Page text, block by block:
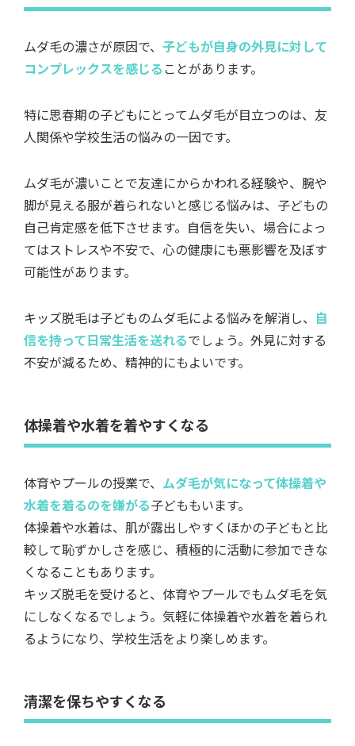
ムダ毛の濃さが原因で、 子どもが自身の外見に対して
コンプレックスを感じる ことがあります。
特に思春期の子どもにとってムダ毛が目立つのは、友
人関係や学校生活の悩みの一因です。
ムダ毛が濃いことで友達にからかわれる経験や、腕や
脚が見える服が着られないと感じる悩みは、子どもの
自己肯定感を低下させます。自信を失い、場合によっ
てはストレスや不安で、心の健康にも悪影響を及ぼす
可能性があります。
キッズ脱毛は子どものムダ毛による悩みを解消し、 自
信を持って日常生活を送れるでしょう。外見に対する
不安が減るため、精神的にもよいです。
体操着や水着を着やすくなる
体育やプールの授業で、 ムダ毛が気になって体操着や
水着を着るのを嫌がる子どももいます。
体操着や水着は、肌が露出しやすくほかの子どもと比
較して恥ずかしさを感じ、積極的に活動に参加できな
くなることもあります。
キッズ脱毛を受けると、体育やプールでもムダ毛を気
にしなくなるでしょう。気軽に体操着や水着を着られ
るようになり、学校生活をより楽しめます。
清潔を保ちやすくなる